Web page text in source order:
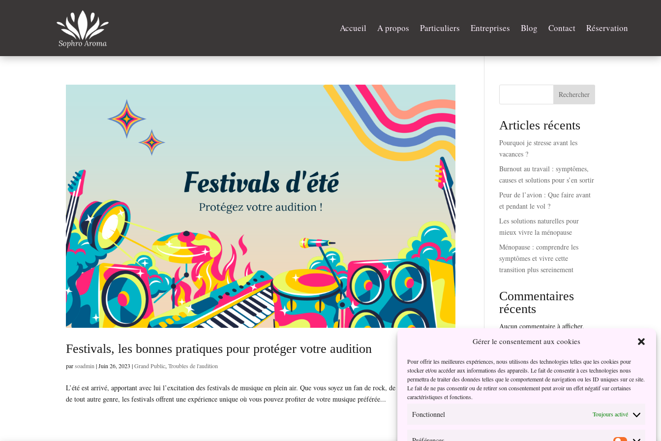
Gérer le consentement aux cookies
Pour offrir les meilleures expériences, nous utilisons des technologies telles que les cookies pour
stocker et/ou accéder aux informations des appareils. Le fait de consentir à ces technologies nous
permettra de traiter des données telles que le comportement de navigation ou les ID uniques sur ce site.
Le fait de ne pas consentir ou de retirer son consentement peut avoir un effet négatif sur certaines
caractéristiques et fonctions.
Fonctionnel Toujours activé
Accueil A propos Particuliers Entreprises Blog Contact Réservation
Festivals, les bonnes pratiques pour protéger votre audition
parsoadmin|Juin 26, 2023 |Grand Public,Troubles de l'audition
L’été est arrivé, apportant avec lui l’excitation des festivals de musique en plein air. Que vous soyez un fan de rock, de musique électro ou
de tout autre genre, les festivals offrent une expérience unique où vous pouvez profiter de votre musique préférée...
Rechercher
Articles récents
Pourquoi je stresse avant les
vacances ?
Burnout au travail : symptômes,
causes et solutions pour s’en sortir
Peur de l’avion : Que faire avant
et pendant le vol ?
Les solutions naturelles pour
mieux vivre la ménopause
Ménopause : comprendre les
symptômes et vivre cette
transition plus sereinement
Commentaires
récents
Aucun commentaire à afficher.